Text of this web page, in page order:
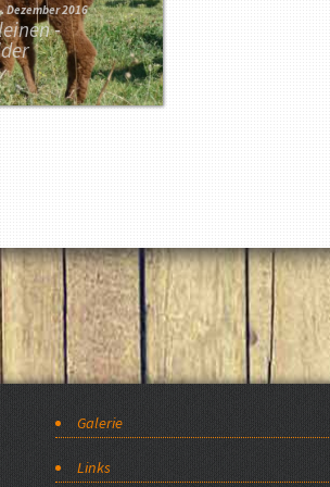
Dezember 2016
-
Galerie
Links